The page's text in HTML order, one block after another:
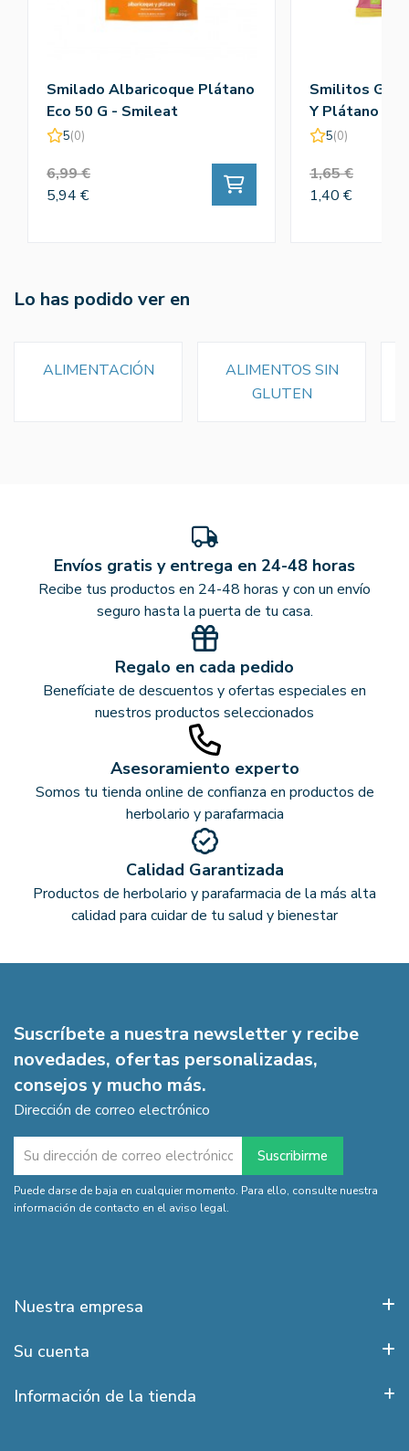
Smilado Albaricoque Plátano
Eco 50 G - Smileat
5(0)
6,99 €
5,94 €
Smilitos
Y Plátano 25g
5(0)
1,65 €
1,40 €
Lo has podido ver en
ALIMENTACIÓN
ALIMENTOS SIN
GLUTEN
Envíos gratis y entrega en 24-48 horas
Recibe tus productos en 24-48 horas y con un envío
seguro hasta la puerta de tu casa.
Regalo en cada pedido
Benefíciate de descuentos y ofertas especiales en
nuestros productos seleccionados
Asesoramiento experto
Somos tu tienda online de confianza en productos de
herbolario y parafarmacia
Calidad Garantizada
Productos de herbolario y parafarmacia de la más alta
calidad para cuidar de tu salud y bienestar
Suscríbete a nuestra newsletter y recibe
novedades, ofertas personalizadas,
consejos y mucho más.
Dirección de correo electrónico
Puede darse de baja en cualquier momento. Para ello, consulte nuestra
información de contacto en el aviso legal.
Nuestra empresa
Su cuenta
Información de la tienda